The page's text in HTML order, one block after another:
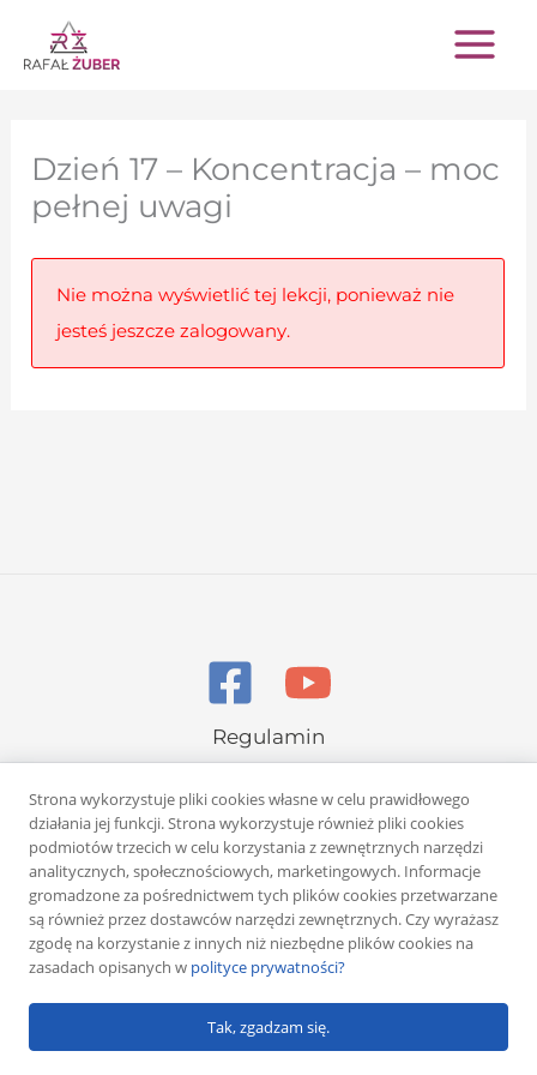
Przejdź
do
Dzień 17 – Koncentracja – moc
pełnej uwagi
Nie można wyświetlić tej lekcji, ponieważ nie
jesteś jeszcze zalogowany.
Regulamin
Copyright © 2026 Rafał Żuber
Strona wykorzystuje pliki cookies własne w celu prawidłowego
działania jej funkcji. Strona wykorzystuje również pliki cookies
podmiotów trzecich w celu korzystania z zewnętrznych narzędzi
analitycznych, społecznościowych, marketingowych. Informacje
gromadzone za pośrednictwem tych plików cookies przetwarzane
są również przez dostawców narzędzi zewnętrznych. Czy wyrażasz
zgodę na korzystanie z innych niż niezbędne plików cookies na
zasadach opisanych w polityce prywatności?
Tak, zgadzam się.